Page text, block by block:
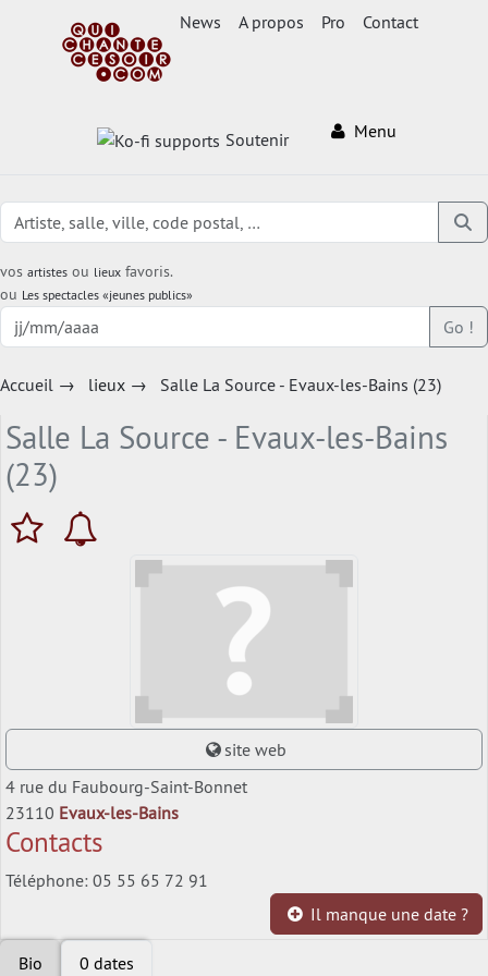
News A propos Pro Contact
Soutenir Menu
vos artistes ou lieux favoris.
ou Les spectacles «jeunes publics»
Go !
Accueil → lieux → Salle La Source - Evaux-les-Bains (23)
Salle La Source - Evaux-les-Bains
(23)
site web
4 rue du Faubourg-Saint-Bonnet
23110 Evaux-les-Bains
Contacts
Téléphone: 05 55 65 72 91
Il manque une date ?
Bio 0 dates